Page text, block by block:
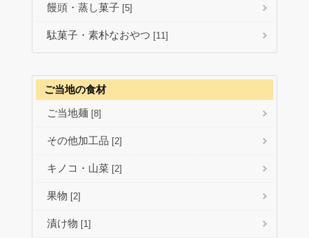
饅頭・蒸し菓子 [5]
駄菓子・素朴なおやつ [11]
ご当地の食材
ご当地麺 [8]
その他加工品 [2]
キノコ・山菜 [2]
果物 [2]
漬け物 [1]